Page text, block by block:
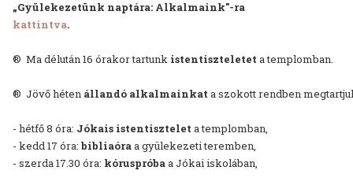
„Gyülekezetünk naptára: Alkalmaink"-ra
kattintva.
® Ma délután 16 órakor tartunk istentiszteletet a templomban.
® Jövő héten állandó alkalmainkat a szokott rendben
- hétfő 8 óra: Jókais istentisztelet a templomban,
- kedd 17 óra: bibliaóraa gyülekezeti teremben,
- szerda 17.30 óra: kóruspróbaa Jókai iskolában,